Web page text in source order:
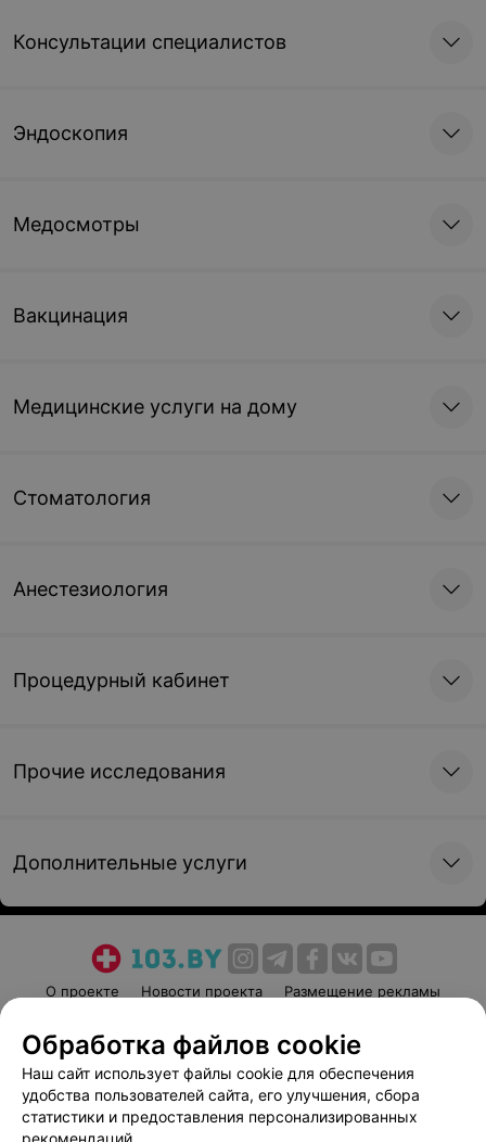
Консультации специалистов
Эндоскопия
Медосмотры
Вакцинация
Медицинские услуги на дому
Стоматология
Анестезиология
Процедурный кабинет
Прочие исследования
Дополнительные услуги
О проекте Новости проекта
Размещение рекламы
Пользовательское соглашение
Способы оплаты
Вакансии
Партнеры
Написать руководителю 103.by
Обработка файлов cookie
Наш сайт использует файлы cookie для обеспечения
удобства пользователей сайта, его улучшения, сбора
статистики и предоставления персонализированных
рекомендаций.